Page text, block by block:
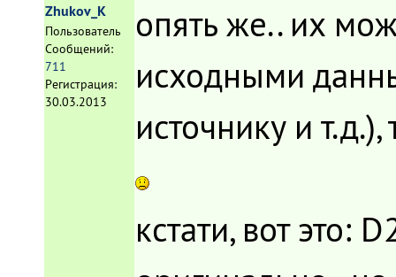
Zhukov_K
Пользователь
Сообщений:
711
Регистрация:
30.03.2013
опять же.. их
исходными
источнику и
кстати, вот это: